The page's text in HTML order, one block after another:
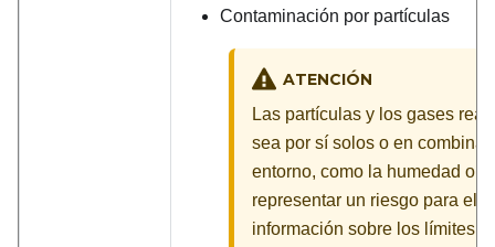
Contaminación por partículas
ATENCIÓN
Las partículas y los gases
sea por sí solos o en
entorno, como la humedad o
representar un riesgo para el
información sobre los límites